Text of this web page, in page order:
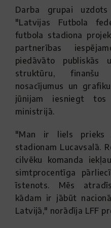
Darba grupai
"Latvijas Futbola
futbola stadiona
partnerības
piedāvāto publiskās
struktūru, finanšu
nosacījumus un
jūnijam iesniegt
ministrijā.
"Man ir liels prieks
stadionam Lucavsalā.
cilvēku komanda
simtprocentīga
īstenots. Mēs
kādam ir jābūt
Latvijā," norādīja LFF